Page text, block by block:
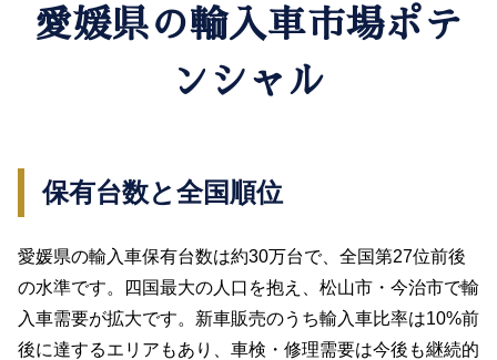
愛媛県の輸入車市場ポテ
ンシャル
保有台数と全国順位
愛媛県の輸入車保有台数は約30万台で、全国第27位前後
の水準です。四国最大の人口を抱え、松山市・今治市で輸
入車需要が拡大です。新車販売のうち輸入車比率は10%前
後に達するエリアもあり、車検・修理需要は今後も継続的